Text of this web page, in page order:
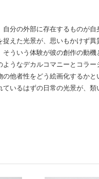
分の外部に存在するものが
えた光景が、思いもかけず異
ういう体験が彼の創作の動機
うなデカルコマニーとコラ
他者性をどう絵画化するか
いるはずの日常の光景が、類